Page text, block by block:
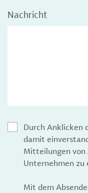
Nachricht
Durch Anklicken
damit
Mitteilungen von
Unternehmen zu
Mit dem